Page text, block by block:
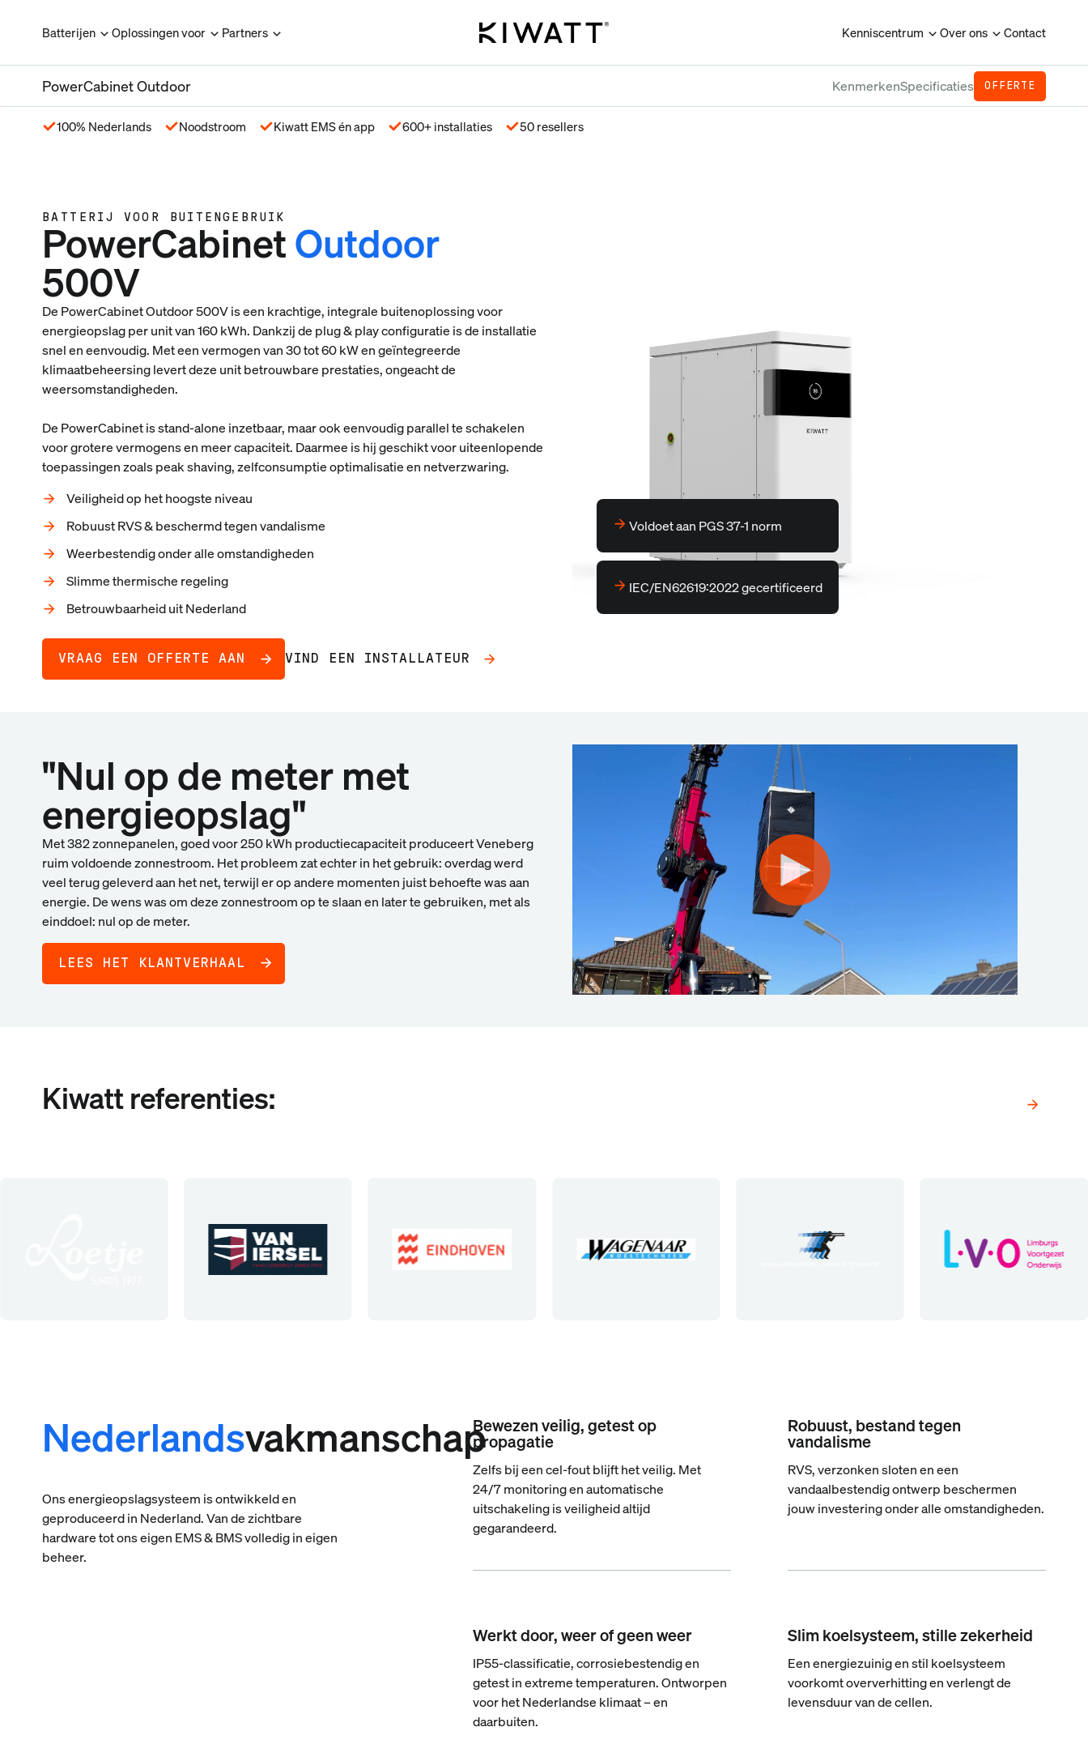
Batterijen Oplossingen voor Partners Kenniscentrum Over ons Contact
PowerCabinet Outdoor KenmerkenSpecificaties OFFERTE
100% Nederlands Noodstroom Kiwatt EMS én app 600+ installaties 50 resellers
BATTERIJ VOOR BUITENGEBRUIK
PowerCabinetOutdoor
500V
De PowerCabinet Outdoor 500V is een krachtige, integrale buitenoplossing voor
energieopslag per unit van 160 kWh. Dankzij de plug & play configuratie is de installatie
snel en eenvoudig. Met een vermogen van 30 tot 60 kW en geïntegreerde
klimaatbeheersing levert deze unit betrouwbare prestaties, ongeacht de
weersomstandigheden.
De PowerCabinet is stand-alone inzetbaar, maar ook eenvoudig parallel te schakelen
voor grotere vermogens en meer capaciteit. Daarmee is hij geschikt voor uiteenlopende
toepassingen zoals peak shaving, zelfconsumptie optimalisatie en netverzwaring.
Veiligheid op het hoogste niveau
Robuust RVS & beschermd tegen vandalisme
Weerbestendig onder alle omstandigheden
Slimme thermische regeling
Betrouwbaarheid uit Nederland
VRAAG EEN OFFERTE AAN VIND EEN INSTALLATEUR
Voldoet aan PGS 37-1 norm
IEC/EN62619:2022 gecertificeerd
"Nul op de meter met
energieopslag"
Met 382 zonnepanelen, goed voor 250 kWh productiecapaciteit produceert Veneberg
ruim voldoende zonnestroom. Het probleem zat echter in het gebruik: overdag werd
veel terug geleverd aan het net, terwijl er op andere momenten juist behoefte was aan
energie. De wens was om deze zonnestroom op te slaan en later te gebruiken, met als
einddoel: nul op de meter.
LEES HET KLANTVERHAAL
Kiwatt referenties:
Nederlandsvakmanschap
Ons energieopslagsysteem is ontwikkeld en
geproduceerd in Nederland. Van de zichtbare
hardware tot ons eigen EMS & BMS volledig in eigen
beheer.
Bewezen veilig, getest op
propagatie
Zelfs bij een cel-fout blijft het veilig. Met
24/7 monitoring en automatische
uitschakeling is veiligheid altijd
gegarandeerd.
Robuust, bestand tegen
vandalisme
RVS, verzonken sloten en een
vandaalbestendig ontwerp beschermen
jouw investering onder alle omstandigheden.
Werkt door, weer of geen weer
IP55-classificatie, corrosiebestendig en
getest in extreme temperaturen. Ontworpen
voor het Nederlandse klimaat – en
daarbuiten.
Slim koelsysteem, stille zekerheid
Een energiezuinig en stil koelsysteem
voorkomt oververhitting en verlengt de
levensduur van de cellen.